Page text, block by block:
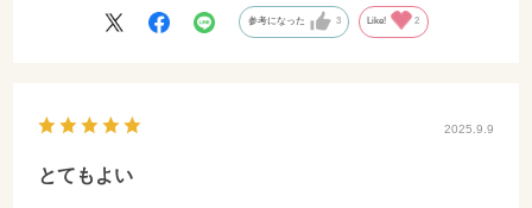
参考になった 3 Like! 2
2025.9.9
とてもよい